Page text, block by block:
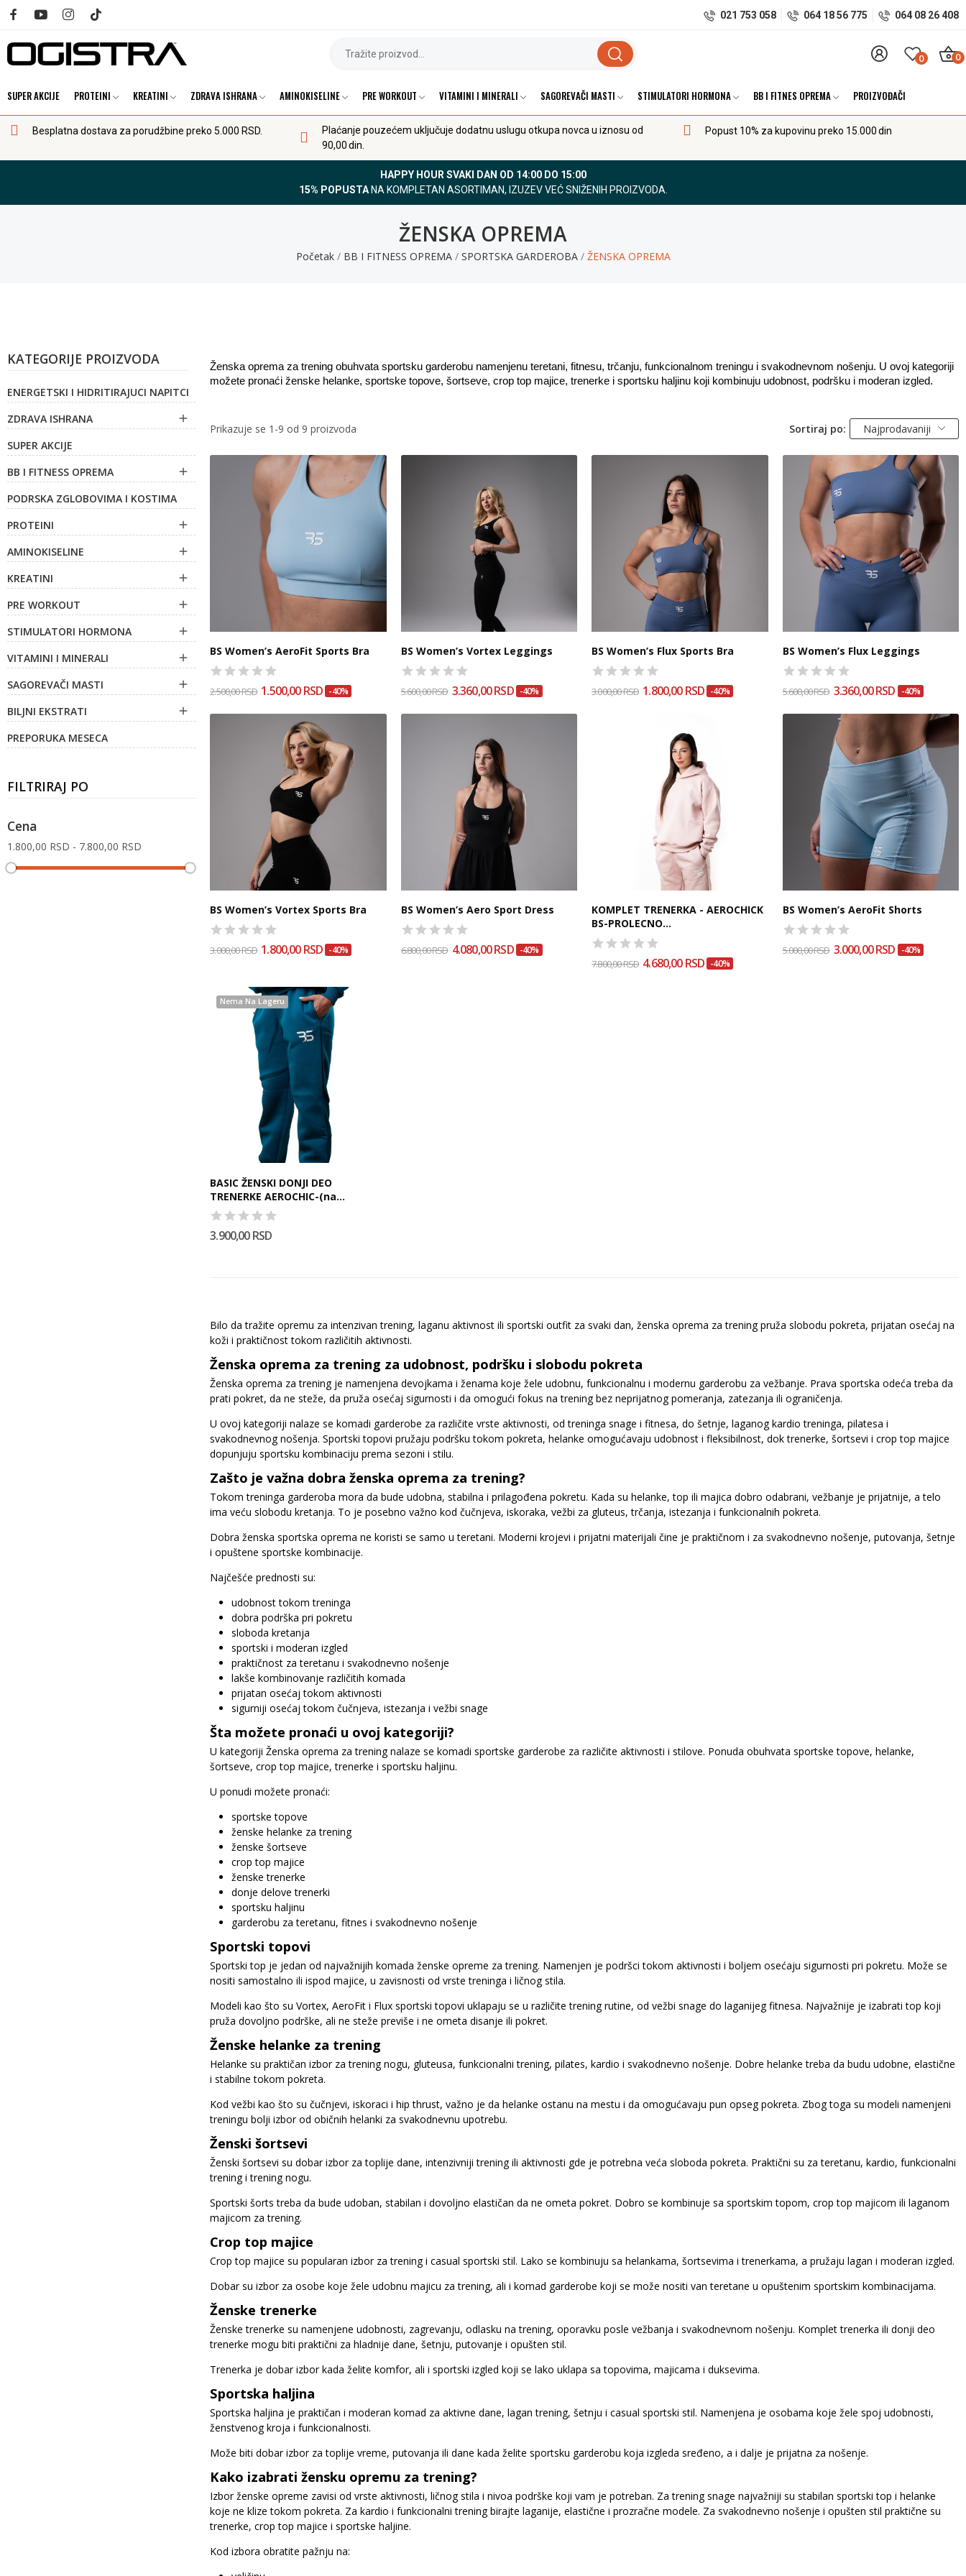
021 753 058 064 18 56 775 064 08 26 408
0 0
SUPER AKCIJE PROTEINI KREATINI ZDRAVA ISHRANA AMINOKISELINE PRE WORKOUT VITAMINI I MINERALI SAGOREVAČI MASTI STIMULATORI HORMONA BB I FITNES OPREMA PROIZVOĐAČI
Besplatna dostava za porudžbine preko 5.000 RSD.
Plaćanje pouzećem uključuje dodatnu uslugu otkupa novca u iznosu od
90,00 din.
Popust 10% za kupovinu preko 15.000 din
HAPPY HOUR SVAKI DAN OD 14:00 DO 15:00
15% POPUSTANA KOMPLETAN ASORTIMAN, IZUZEV VEĆ SNIŽENIH PROIZVODA.
ŽENSKA OPREMA
Početak BB I FITNESS OPREMA SPORTSKA GARDEROBA ŽENSKA OPREMA
KATEGORIJE PROIZVODA
ENERGETSKI I HIDRITIRAJUCI NAPITCI
ZDRAVA ISHRANA

SUPER AKCIJE
BB I FITNESS OPREMA

PODRSKA ZGLOBOVIMA I KOSTIMA
PROTEINI

AMINOKISELINE 
KREATINI 
PRE WORKOUT 
STIMULATORI HORMONA 
VITAMINI I MINERALI 
SAGOREVAČI MASTI 
BILJNI EKSTRATI 
PREPORUKA MESECA
FILTRIRAJ PO
Cena
1.800,00 RSD - 7.800,00 RSD
Ženska oprema za trening obuhvata sportsku garderobu namenjenu teretani, fitnesu, trčanju, funkcionalnom treningu i svakodnevnom nošenju. U ovoj kategoriji
možete pronaći ženske helanke, sportske topove, šortseve, crop top majice, trenerke i sportsku haljinu koji kombinuju udobnost, podršku i moderan izgled.
Prikazuje se 1-9 od 9 proizvoda Sortiraj po: Najprodavaniji
BS Women’s AeroFit Sports Bra
2.500,00 RSD 1.500,00 RSD -40%
BS Women’s Vortex Leggings
5.600,00 RSD 3.360,00 RSD -40%
BS Women’s Flux Sports Bra
3.000,00 RSD 1.800,00 RSD -40%
BS Women’s Flux Leggings
5.600,00 RSD 3.360,00 RSD -40%
BS Women’s Vortex Sports Bra
3.000,00 RSD 1.800,00 RSD -40%
BS Women’s Aero Sport Dress
6.800,00 RSD 4.080,00 RSD -40%
KOMPLET TRENERKA - AEROCHICK
BS-PROLECNO...
7.800,00 RSD 4.680,00 RSD -40%
BS Women’s AeroFit Shorts
5.000,00 RSD 3.000,00 RSD -40%
Nema Na Lageru
BASIC ŽENSKI DONJI DEO
TRENERKE AEROCHIC-(na...
3.900,00 RSD
Bilo da tražite opremu za intenzivan trening, laganu aktivnost ili sportski outfit za svaki dan, ženska oprema za trening pruža slobodu pokreta, prijatan osećaj na
koži i praktičnost tokom različitih aktivnosti.
Ženska oprema za trening za udobnost, podršku i slobodu pokreta
Ženska oprema za trening je namenjena devojkama i ženama koje žele udobnu, funkcionalnu i modernu garderobu za vežbanje. Prava sportska odeća treba da
prati pokret, da ne steže, da pruža osećaj sigurnosti i da omogući fokus na trening bez neprijatnog pomeranja, zatezanja ili ograničenja.
U ovoj kategoriji nalaze se komadi garderobe za različite vrste aktivnosti, od treninga snage i fitnesa, do šetnje, laganog kardio treninga, pilatesa i
svakodnevnog nošenja. Sportski topovi pružaju podršku tokom pokreta, helanke omogućavaju udobnost i fleksibilnost, dok trenerke, šortsevi i crop top majice
dopunjuju sportsku kombinaciju prema sezoni i stilu.
Zašto je važna dobra ženska oprema za trening?
Tokom treninga garderoba mora da bude udobna, stabilna i prilagođena pokretu. Kada su helanke, top ili majica dobro odabrani, vežbanje je prijatnije, a telo
ima veću slobodu kretanja. To je posebno važno kod čučnjeva, iskoraka, vežbi za gluteus, trčanja, istezanja i funkcionalnih pokreta.
Dobra ženska sportska oprema ne koristi se samo u teretani. Moderni krojevi i prijatni materijali čine je praktičnom i za svakodnevno nošenje, putovanja, šetnje
i opuštene sportske kombinacije.
Najčešće prednosti su:
udobnost tokom treninga
dobra podrška pri pokretu
sloboda kretanja
sportski i moderan izgled
praktičnost za teretanu i svakodnevno nošenje
lakše kombinovanje različitih komada
prijatan osećaj tokom aktivnosti
sigurniji osećaj tokom čučnjeva, istezanja i vežbi snage
Šta možete pronaći u ovoj kategoriji?
U kategoriji Ženska oprema za trening nalaze se komadi sportske garderobe za različite aktivnosti i stilove. Ponuda obuhvata sportske topove, helanke,
šortseve, crop top majice, trenerke i sportsku haljinu.
U ponudi možete pronaći:
sportske topove
ženske helanke za trening
ženske šortseve
crop top majice
ženske trenerke
donje delove trenerki
sportsku haljinu
garderobu za teretanu, fitnes i svakodnevno nošenje
Sportski topovi
Sportski top je jedan od najvažnijih komada ženske opreme za trening. Namenjen je podršci tokom aktivnosti i boljem osećaju sigurnosti pri pokretu. Može se
nositi samostalno ili ispod majice, u zavisnosti od vrste treninga i ličnog stila.
Modeli kao što su Vortex, AeroFit i Flux sportski topovi uklapaju se u različite trening rutine, od vežbi snage do laganijeg fitnesa. Najvažnije je izabrati top koji
pruža dovoljno podrške, ali ne steže previše i ne ometa disanje ili pokret.
Ženske helanke za trening
Helanke su praktičan izbor za trening nogu, gluteusa, funkcionalni trening, pilates, kardio i svakodnevno nošenje. Dobre helanke treba da budu udobne, elastične
i stabilne tokom pokreta.
Kod vežbi kao što su čučnjevi, iskoraci i hip thrust, važno je da helanke ostanu na mestu i da omogućavaju pun opseg pokreta. Zbog toga su modeli namenjeni
treningu bolji izbor od običnih helanki za svakodnevnu upotrebu.
Ženski šortsevi
Ženski šortsevi su dobar izbor za toplije dane, intenzivniji trening ili aktivnosti gde je potrebna veća sloboda pokreta. Praktični su za teretanu, kardio, funkcionalni
trening i trening nogu.
Sportski šorts treba da bude udoban, stabilan i dovoljno elastičan da ne ometa pokret. Dobro se kombinuje sa sportskim topom, crop top majicom ili laganom
majicom za trening.
Crop top majice
Crop top majice su popularan izbor za trening i casual sportski stil. Lako se kombinuju sa helankama, šortsevima i trenerkama, a pružaju lagan i moderan izgled.
Dobar su izbor za osobe koje žele udobnu majicu za trening, ali i komad garderobe koji se može nositi van teretane u opuštenim sportskim kombinacijama.
Ženske trenerke
Ženske trenerke su namenjene udobnosti, zagrevanju, odlasku na trening, oporavku posle vežbanja i svakodnevnom nošenju. Komplet trenerka ili donji deo
trenerke mogu biti praktični za hladnije dane, šetnju, putovanje i opušten stil.
Trenerka je dobar izbor kada želite komfor, ali i sportski izgled koji se lako uklapa sa topovima, majicama i duksevima.
Sportska haljina
Sportska haljina je praktičan i moderan komad za aktivne dane, lagan trening, šetnju i casual sportski stil. Namenjena je osobama koje žele spoj udobnosti,
ženstvenog kroja i funkcionalnosti.
Može biti dobar izbor za toplije vreme, putovanja ili dane kada želite sportsku garderobu koja izgleda sređeno, a i dalje je prijatna za nošenje.
Kako izabrati žensku opremu za trening?
Izbor ženske opreme zavisi od vrste aktivnosti, ličnog stila i nivoa podrške koji vam je potreban. Za trening snage najvažniji su stabilan sportski top i helanke
koje ne klize tokom pokreta. Za kardio i funkcionalni trening birajte laganije, elastične i prozračne modele. Za svakodnevno nošenje i opušten stil praktične su
trenerke, crop top majice i sportske haljine.
Kod izbora obratite pažnju na: